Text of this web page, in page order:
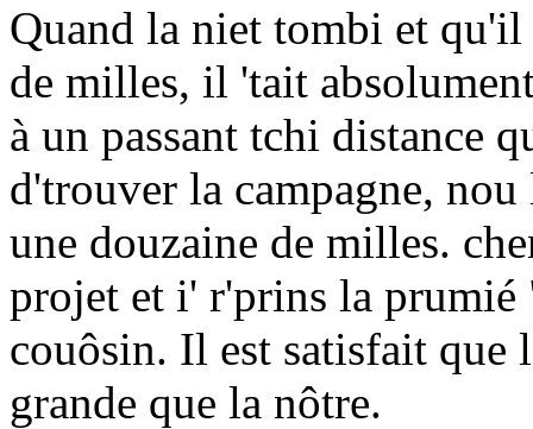
Quand la niet tombi et
de milles, il 'tait
à un passant tchi distance
d'trouver la campagne,
une douzaine de milles.
projet et i' r'prins la prumié
couôsin. Il est satisfait que
grande que la nôtre.